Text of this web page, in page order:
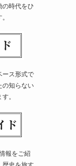
の時代をひ
ース形式で
の知らない
。
報をご紹